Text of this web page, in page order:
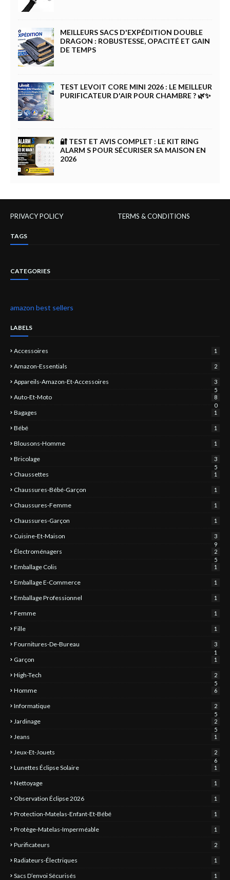
MEILLEURS SACS D'EXPÉDITION DOUBLE
DRAGON : ROBUSTESSE, OPACITÉ ET GAIN
DE TEMPS
TEST LEVOIT CORE MINI 2026 : LE MEILLEUR
PURIFICATEUR D'AIR POUR CHAMBRE ? 🌿✨
🔐 TEST ET AVIS COMPLET : LE KIT RING
ALARM S POUR SÉCURISER SA MAISON EN
2026
PRIVACY POLICY TERMS & CONDITIONS
TAGS
CATEGORIES
amazon best sellers
LABELS
Accessoires 1
Amazon-Essentials 2
Appareils-Amazon-Et-Accessoires
3
5
Auto-Et-Moto
8
0
Bagages 1
Bébé 1
Blousons-Homme 1
Bricolage
3
5
Chaussettes 1
Chaussures-Bébé-Garçon 1
Chaussures-Femme 1
Chaussures-Garçon 1
Cuisine-Et-Maison
3
9
Électroménagers
2
5
Emballage Colis 1
Emballage E-Commerce 1
Emballage Professionnel 1
Femme 1
Fille 1
Fournitures-De-Bureau
3
1
Garçon 1
High-Tech
2
5
Homme 6
Informatique
2
5
Jardinage
2
5
Jeans 1
Jeux-Et-Jouets
2
6
Lunettes Éclipse Solaire 1
Nettoyage 1
Observation Éclipse 2026 1
Protection-Matelas-Enfant-Et-Bébé 1
Protège-Matelas-Imperméable 1
Purificateurs 2
Radiateurs-Électriques 1
Sacs D’envoi Sécurisés 1